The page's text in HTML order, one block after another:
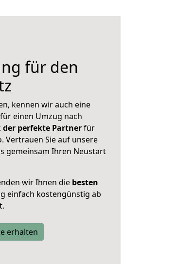
für den
kennen wir auch eine
einen Umzug nach
der perfekte Partnerfür
Vertrauen Sie auf unsere
gemeinsam Ihren Neustart
wir Ihnen die besten
einfach kostengünstig ab
erhalten